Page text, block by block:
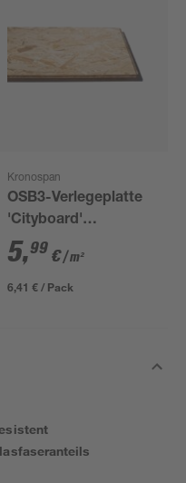
Kronospan
OSB3-Verlegeplatte
'Cityboard'
ungeschliffen 1690 x
634 x 12 mm
5,99 €/ m²
6,41 € / Pack